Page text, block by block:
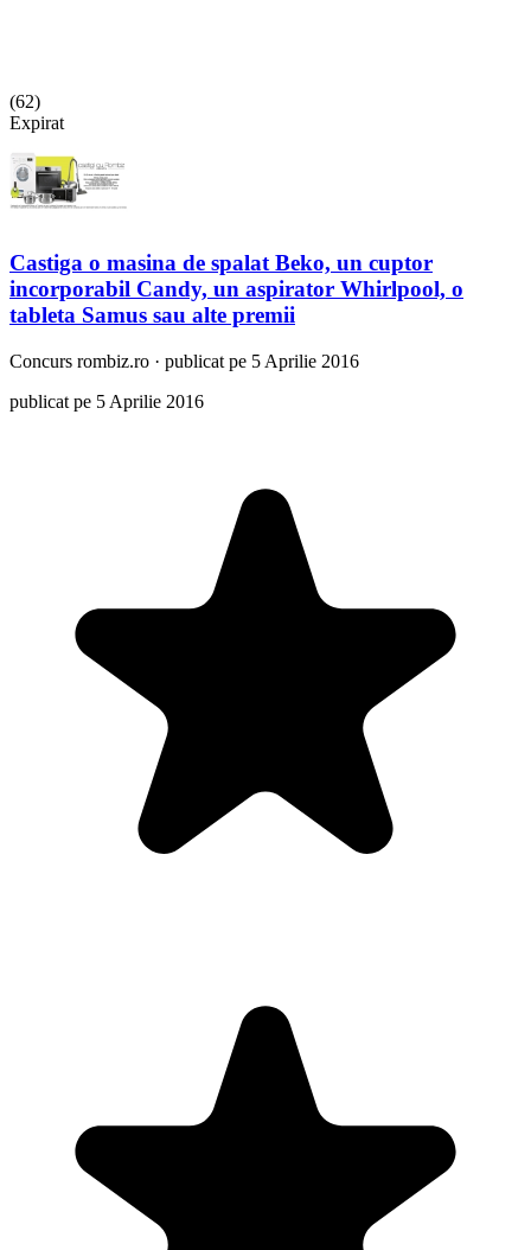
(62)
Expirat
Castiga o masina de spalat Beko, un cuptor
incorporabil Candy, un aspirator Whirlpool, o
tableta Samus sau alte premii
Concurs rombiz.ro · publicat pe 5 Aprilie 2016
publicat pe 5 Aprilie 2016